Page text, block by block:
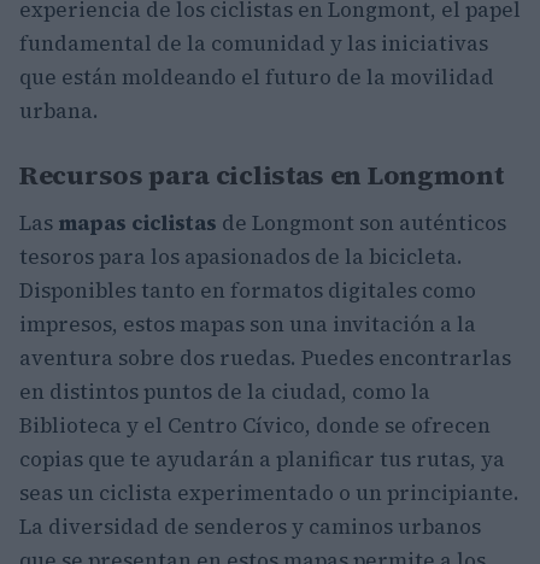
experiencia de los ciclistas en Longmont, el papel
fundamental de la comunidad y las iniciativas
que están moldeando el futuro de la movilidad
urbana.
Recursos para ciclistas en Longmont
Las mapas ciclistas de Longmont son auténticos
tesoros para los apasionados de la bicicleta.
Disponibles tanto en formatos digitales como
impresos, estos mapas son una invitación a la
aventura sobre dos ruedas. Puedes encontrarlas
en distintos puntos de la ciudad, como la
Biblioteca y el Centro Cívico, donde se ofrecen
copias que te ayudarán a planificar tus rutas, ya
seas un ciclista experimentado o un principiante.
La diversidad de senderos y caminos urbanos